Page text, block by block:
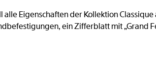
Eigenschaften der Kollektion
ein Zifferblatt mit „Grand